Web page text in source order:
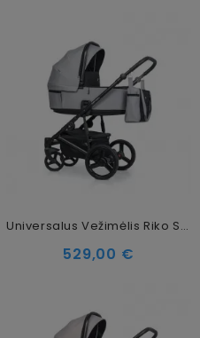
Universalus Vežimėlis Riko Senso 2in1 Grey Fox
529,00 €